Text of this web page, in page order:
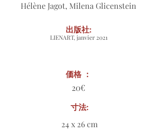
Hélène Jagot, Milena Glicenstein
LIENART, janvier 2021
出版社:
価格 ：
20€
寸法:
24 x 26 cm